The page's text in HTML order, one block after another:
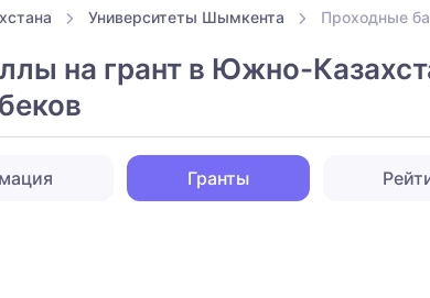
Университеты Шымкента Проходные
на грант в Южно-
Гранты